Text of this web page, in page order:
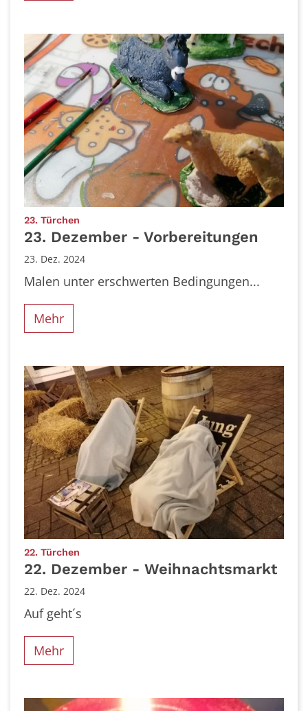
23. Türchen
23. Dezember - Vorbereitungen
23. Dez. 2024
Malen unter erschwerten Bedingungen...
Mehr
22. Türchen
22. Dezember - Weihnachtsmarkt
22. Dez. 2024
Auf geht´s
Mehr